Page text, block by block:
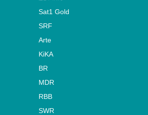
Sat1 Gold
SRF
Arte
KiKA
BR
MDR
RBB
SWR